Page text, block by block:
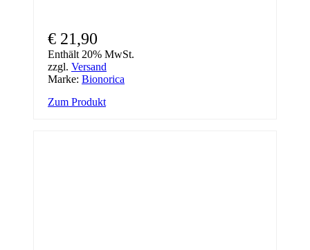
€ 21,90
Enthält 20% MwSt.
zzgl. Versand
Marke: Bionorica
Zum Produkt